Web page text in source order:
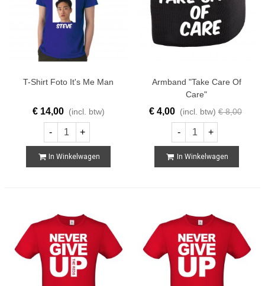
T-Shirt Foto It's Me Man
€ 14,00 (incl. btw)
- +
In Winkelwagen
Armband "Take Care Of
Care"
€ 4,00 (incl. btw) € 8,00
- +
In Winkelwagen